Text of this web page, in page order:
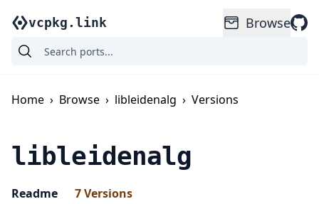
vcpkg.link Browse
Home › Browse › libleidenalg › Versions
libleidenalg
Readme 7Versions